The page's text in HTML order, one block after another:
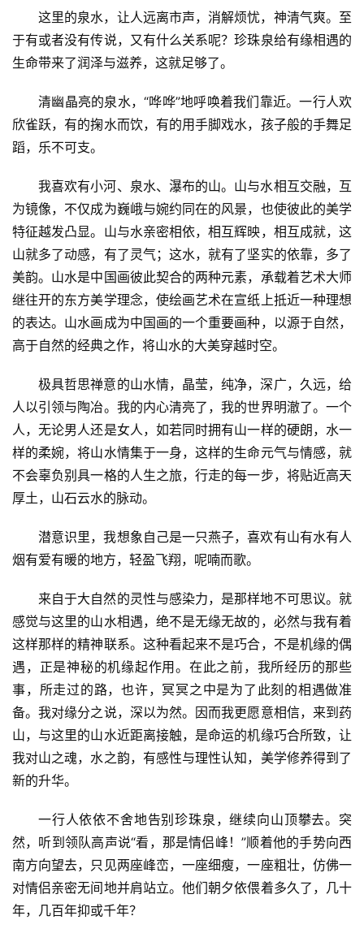
这里的泉水，让人远离市声，消解烦忧，神清气爽。至
于有或者没有传说，又有什么关系呢？珍珠泉给有缘相遇的
生命带来了润泽与滋养，这就足够了。
清幽晶亮的泉水，“哗哗”地呼唤着我们靠近。一行人欢
欣雀跃，有的掬水而饮，有的用手脚戏水，孩子般的手舞足
蹈，乐不可支。
我喜欢有小河、泉水、瀑布的山。山与水相互交融，互
为镜像，不仅成为巍峨与婉约同在的风景，也使彼此的美学
特征越发凸显。山与水亲密相依，相互辉映，相互成就，这
山就多了动感，有了灵气；这水，就有了坚实的依靠，多了
美韵。山水是中国画彼此契合的两种元素，承载着艺术大师
继往开的东方美学理念，使绘画艺术在宣纸上抵近一种理想
的表达。山水画成为中国画的一个重要画种，以源于自然，
高于自然的经典之作，将山水的大美穿越时空。
极具哲思禅意的山水情，晶莹，纯净，深广，久远，给
人以引领与陶冶。我的内心清亮了，我的世界明澈了。一个
人，无论男人还是女人，如若同时拥有山一样的硬朗，水一
样的柔婉，将山水情集于一身，这样的生命元气与情感，就
不会辜负别具一格的人生之旅，行走的每一步，将贴近高天
厚土，山石云水的脉动。
潜意识里，我想象自己是一只燕子，喜欢有山有水有人
烟有爱有暖的地方，轻盈飞翔，呢喃而歌。
来自于大自然的灵性与感染力，是那样地不可思议。就
感觉与这里的山水相遇，绝不是无缘无故的，必然与我有着
这样那样的精神联系。这种看起来不是巧合，不是机缘的偶
遇，正是神秘的机缘起作用。在此之前，我所经历的那些
事，所走过的路，也许，冥冥之中是为了此刻的相遇做准
备。我对缘分之说，深以为然。因而我更愿意相信，来到药
山，与这里的山水近距离接触，是命运的机缘巧合所致，让
我对山之魂，水之韵，有感性与理性认知，美学修养得到了
新的升华。
一行人依依不舍地告别珍珠泉，继续向山顶攀去。突
然，听到领队高声说“看，那是情侣峰！”顺着他的手势向西
南方向望去，只见两座峰峦，一座细瘦，一座粗壮，仿佛一
对情侣亲密无间地并肩站立。他们朝夕依偎着多久了，几十
年，几百年抑或千年？